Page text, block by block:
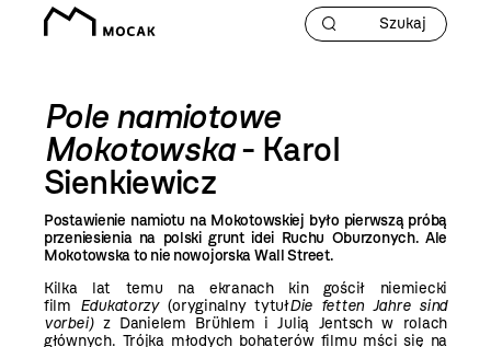
Pole namiotowe
Mokotowska- Karol
Sienkiewicz
Postawienie namiotu na Mokotowskiej było pierwszą próbą
przeniesienia na polski grunt idei Ruchu Oburzonych. Ale
Mokotowska to nie nowojorska Wall Street.
Kilka lat temu na ekranach kin gościł niemiecki
film Edukatorzy(oryginalny tytułDie fetten Jahre sind
vorbei)z Danielem Brühlem i Julią Jentsch w rolach
głównych. Trójka młodych bohaterów filmu mści się na